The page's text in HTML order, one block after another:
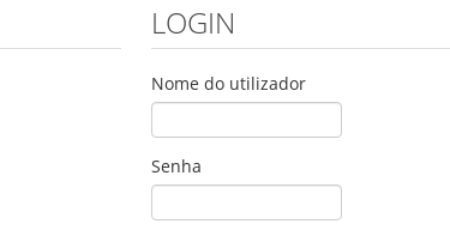
LOGIN
Nome do utilizador
Senha